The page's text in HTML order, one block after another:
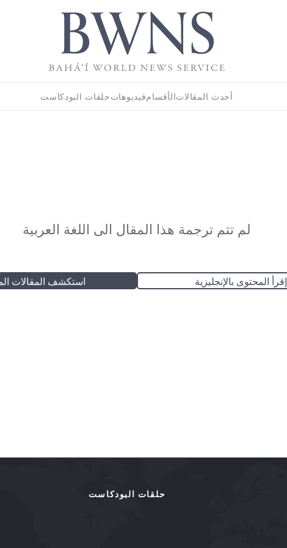
أحدث المقالاتالأقسامفيديوهاتحلقات البودكاست
لم تتم ترجمة هذا المقال الى اللغة العربية
إقرأ المحتوى بالإنجليزية استكشف المقالات
حلقات البودكاست